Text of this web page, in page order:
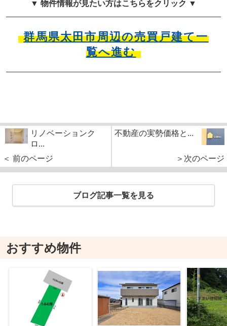
▼ 物件情報が見たい方はこちらをクリック ▼
群馬県太田市周辺の売買戸建て一
覧へ進む
リノベーションク
ロ...
＜ 前のページ
不動産の実勢価格と...
＞次のページ
ブログ記事一覧を見る
おすすめ物件